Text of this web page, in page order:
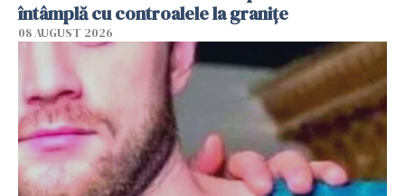
întâmplă cu controalele la granițe
08 AUGUST 2026